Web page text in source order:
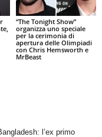
“The Tonight Show”
organizza uno speciale
per la cerimonia di
apertura delle Olimpiadi
con Chris Hemsworth e
MrBeast
l’ex primo